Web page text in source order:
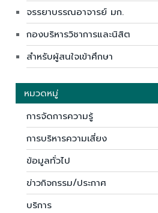
จรรยาบรรณอาจารย์ มก.
กองบริหารวิชาการและนิสิต
สำหรับผู้สนใจเข้าศึกษา
หมวดหมู่
การจัดการความรู้
การบริหารความเสี่ยง
ข้อมูลทั่วไป
ข่าวกิจกรรม/ประกาศ
บริการ